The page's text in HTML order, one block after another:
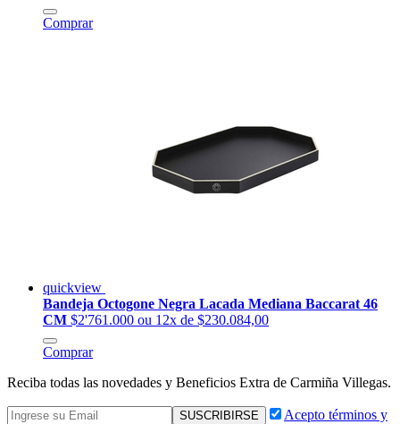
Comprar
quickview
Bandeja Octogone Negra Lacada Mediana Baccarat 46
CM $2'761.000 ou 12x de $230.084,00
Comprar
Reciba todas las novedades y Beneficios Extra de Carmiña Villegas.
Acepto términos y